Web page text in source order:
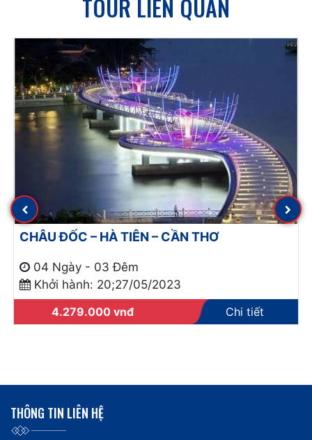
KHÁCH SẠN
3*
KHÁCH SẠN
4*
4.360.000 vnđ
TOUR LIÊN QUAN
4.279.000